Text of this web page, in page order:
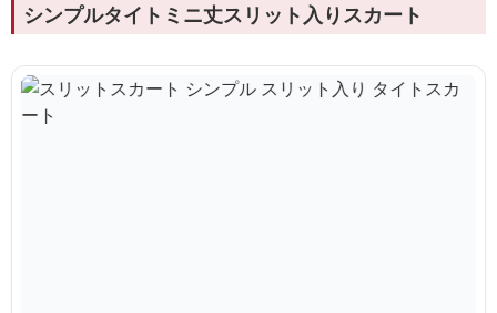
シンプルタイトミニ丈スリット入りスカート